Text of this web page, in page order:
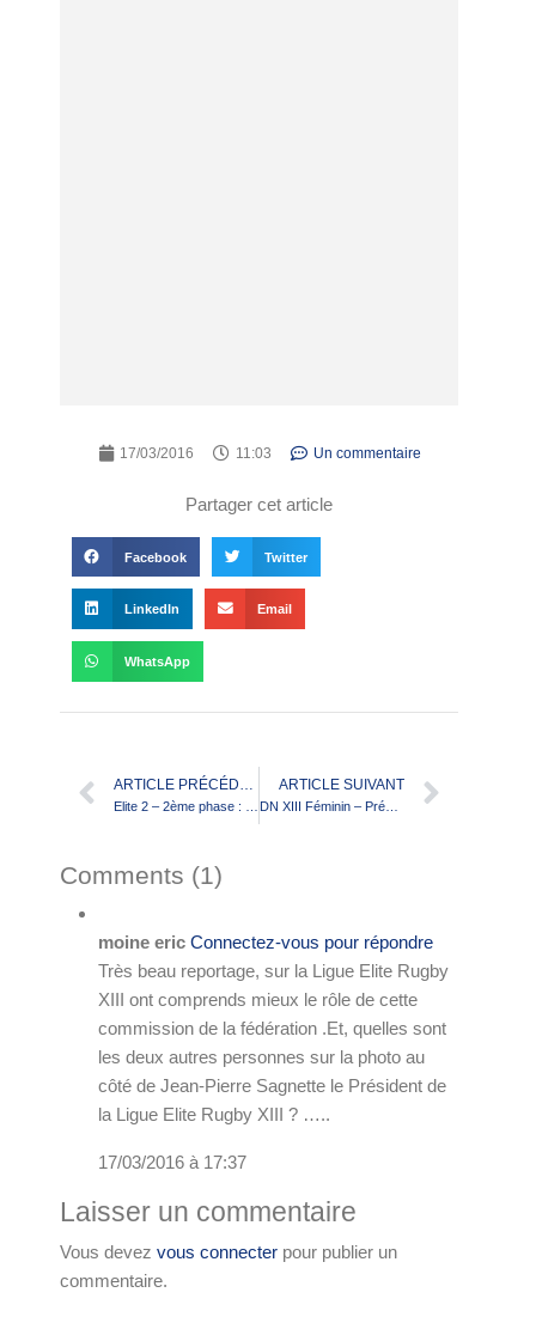
17/03/2016 11:03 Un commentaire
Partager cet article
Facebook Twitter
LinkedIn Email
WhatsApp
ARTICLE PRÉCÉDENT
Elite 2 – 2ème phase : Présentation de la 3ème journée
ARTICLE SUIVANT
DN XIII Féminin – Présentation de la 8ème journée
Comments (1)
moine eric Connectez-vous pour répondre
Très beau reportage, sur la Ligue Elite Rugby
XIII ont comprends mieux le rôle de cette
commission de la fédération .Et, quelles sont
les deux autres personnes sur la photo au
côté de Jean-Pierre Sagnette le Président de
la Ligue Elite Rugby XIII ? …..
17/03/2016 à 17:37
Laisser un commentaire
Vous devez vous connecter pour publier un
commentaire.